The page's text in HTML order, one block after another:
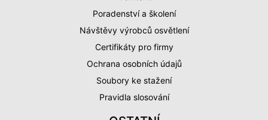
Poradenství a školení
Návštěvy výrobců osvětlení
Certifikáty pro firmy
Ochrana osobních údajů
Soubory ke stažení
Pravidla slosování